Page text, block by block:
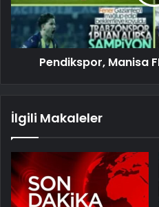
Pendikspor, Manisa
İlgili Makaleler